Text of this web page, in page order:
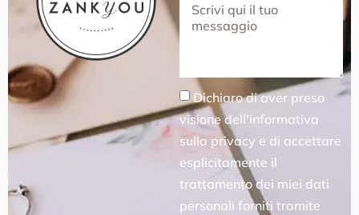
Dichiaro di aver preso
visione dell'informativa
sulla privacy e di accettare
esplicitamente il
trattamento dei miei dati
personali forniti tramite